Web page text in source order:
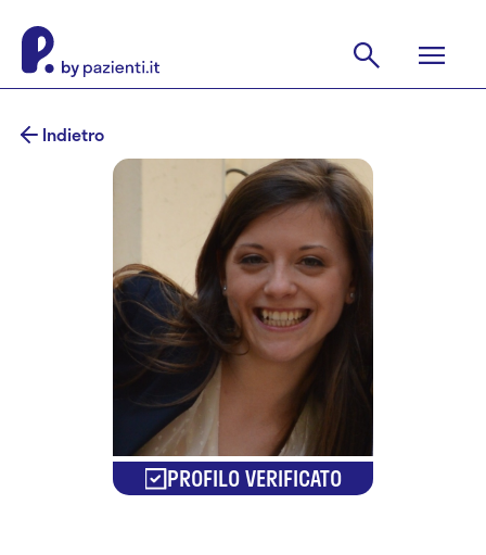
Indietro
PROFILO VERIFICATO